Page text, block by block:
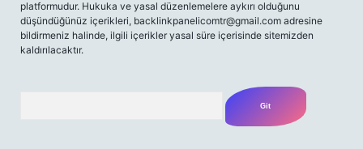
platformudur. Hukuka ve yasal düzenlemelere aykırı olduğunu
düşündüğünüz içerikleri, backlinkpanelicomtr@gmail.com adresine
bildirmeniz halinde, ilgili içerikler yasal süre içerisinde sitemizden
kaldırılacaktır.